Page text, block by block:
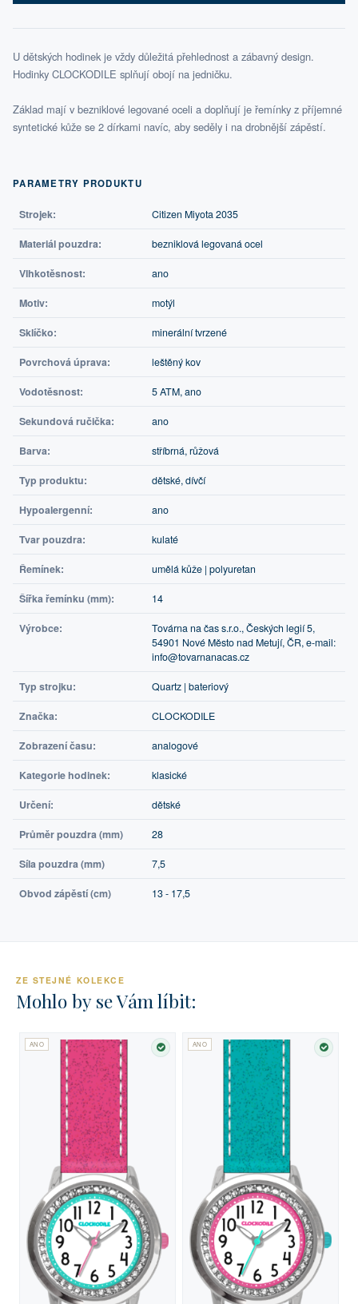
U dětských hodinek je vždy důležitá přehlednost a zábavný design.
Hodinky CLOCKODILE splňují obojí na jedničku.
Základ mají v bezniklové legované oceli a doplňují je řemínky z příjemné
syntetické kůže se 2 dírkami navíc, aby seděly i na drobnější zápěstí.
PARAMETRY PRODUKTU
Strojek: Citizen Miyota 2035
Materiál pouzdra: bezniklová legovaná ocel
Vlhkotěsnost: ano
Motiv: motýl
Sklíčko: minerální tvrzené
Povrchová úprava: leštěný kov
Vodotěsnost: 5 ATM, ano
Sekundová ručička: ano
Barva: stříbrná, růžová
Typ produktu: dětské, dívčí
Hypoalergenní: ano
Tvar pouzdra: kulaté
Řemínek: umělá kůže | polyuretan
Šířka řemínku (mm): 14
Výrobce:
Továrna na čas s.r.o., Českých legií 5,
54901 Nové Město nad Metují, ČR, e-mail:
info@tovarnanacas.cz
Typ strojku: Quartz | bateriový
Značka: CLOCKODILE
Zobrazení času: analogové
Kategorie hodinek: klasické
Určení: dětské
Průměr pouzdra (mm) 28
Síla pouzdra (mm) 7,5
Obvod zápěstí (cm) 13 - 17,5
ZE STEJNÉ KOLEKCE
Mohlo by se Vám líbit:
ANO
SKLADEM
ANO